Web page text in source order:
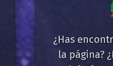
¿Has
la página?